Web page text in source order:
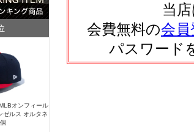
オンフィール
ゼルス オルタネ
当
会費無料の会員
パスワード